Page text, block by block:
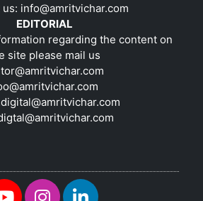
us: info@amritvichar.com
EDITORIAL
regarding the content on
site please mail us